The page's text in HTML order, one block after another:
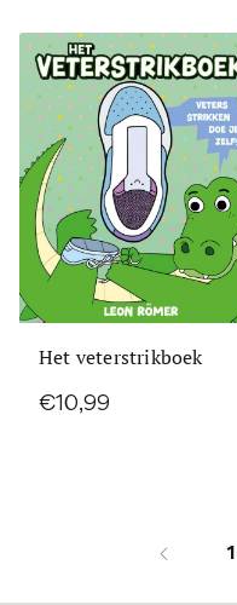
Het veterstrikboek
€10,99
1